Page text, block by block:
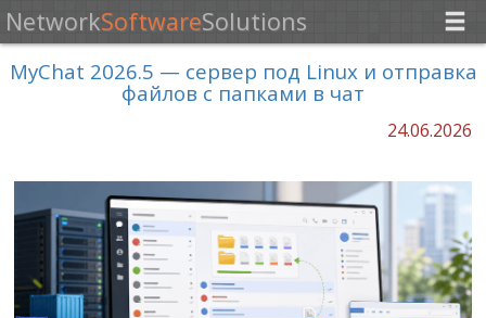
NetworkSoftwareSolutions
MyChat 2026.5 — сервер под Linux и отправка
файлов с папками в чат
24.06.2026